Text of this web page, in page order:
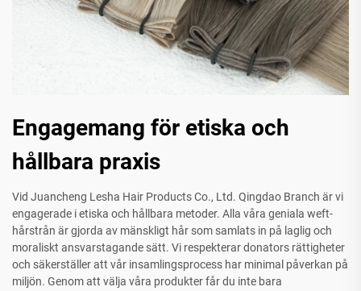
Engagemang för etiska och
hållbara praxis
Vid Juancheng Lesha Hair Products Co., Ltd. Qingdao Branch är vi
engagerade i etiska och hållbara metoder. Alla våra geniala weft-
hårstrån är gjorda av mänskligt hår som samlats in på laglig och
moraliskt ansvarstagande sätt. Vi respekterar donators rättigheter
och säkerställer att vår insamlingsprocess har minimal påverkan på
miljön. Genom att välja våra produkter får du inte bara